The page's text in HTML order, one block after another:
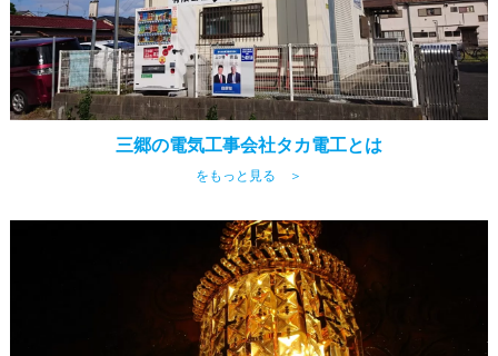
三郷の電気工事会社タカ電工とは
をもっと見る ＞